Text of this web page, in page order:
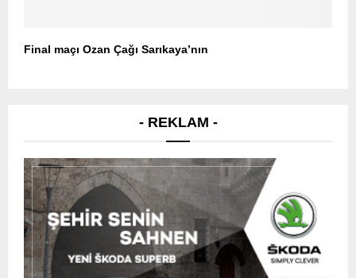
Final maçı Ozan Çağı Sarıkaya’nın
- REKLAM -